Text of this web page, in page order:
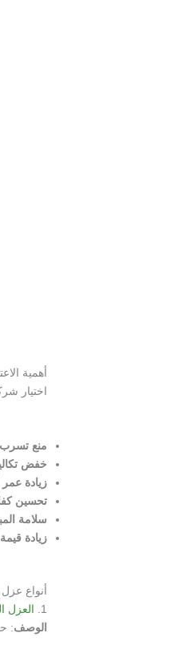
أهمية
اختيار
منع تسرب
خفض
زيادة
تحسين
سلامة
زيادة قيمة
أنواع
1.
العزل
الوصف: